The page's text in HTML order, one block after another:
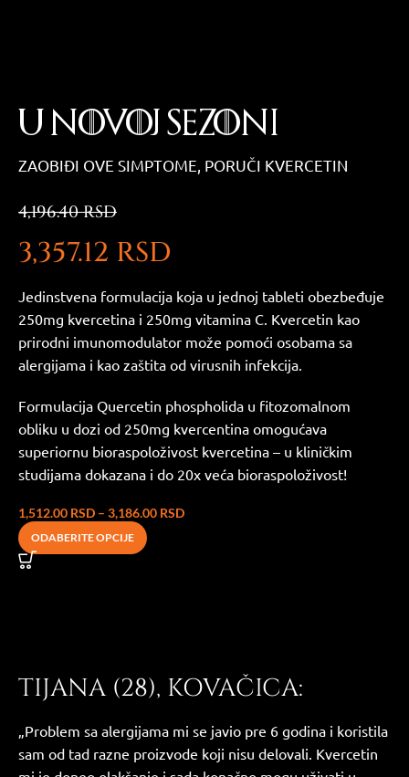
U NOVOJ SEZONI
ZAOBIĐI OVE SIMPTOME, PORUČI KVERCETIN
4,196.40 RSD
3,357.12 RSD
Jedinstvena formulacija koja u jednoj tableti obezbeđuje
250mg kvercetina i 250mg vitamina C. Kvercetin kao
prirodni imunomodulator može pomoći osobama sa
alergijama i kao zaštita od virusnih infekcija.
Formulacija Quercetin phospholida u fitozomalnom
obliku u dozi od 250mg kvercentina omogućava
superiornu bioraspoloživost kvercetina – u kliničkim
studijama dokazana i do 20x veća bioraspoloživost!
1,512.00 RSD – 3,186.00 RSD
ODABERITE OPCIJE
TIJANA (28), KOVAČICA:
„Problem sa alergijama mi se javio pre 6 godina i koristila
sam od tad razne proizvode koji nisu delovali. Kvercetin